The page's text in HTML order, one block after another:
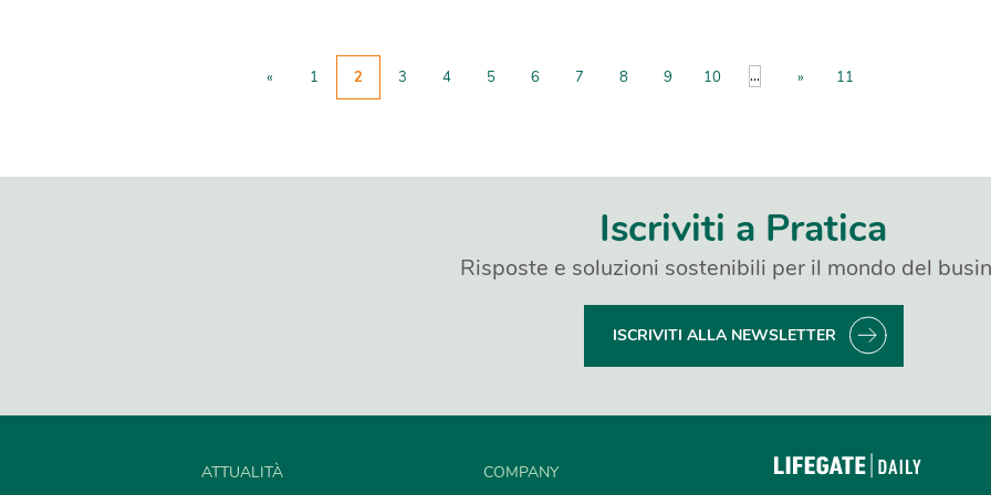
« 1 2 3 4 5 6 7 8 9 10 ... » 11
Iscriviti a Pratica
Risposte e soluzioni sostenibili per il mondo del
ISCRIVITI ALLA NEWSLETTER
ATTUALITÀ COMPANY